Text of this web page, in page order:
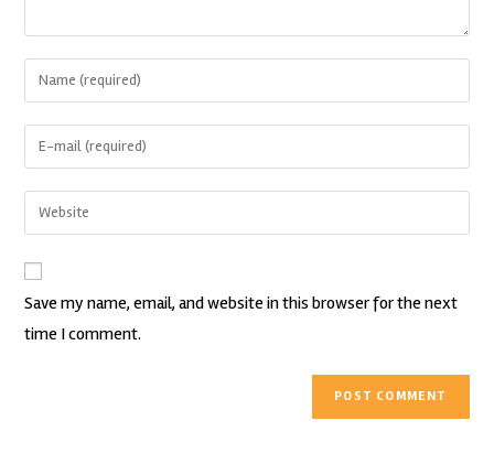
Save my name, email, and website in this browser for the next
time I comment.